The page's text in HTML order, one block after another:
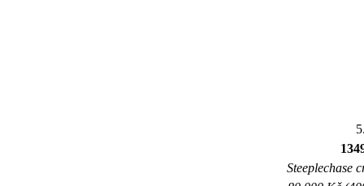
Steeplechase